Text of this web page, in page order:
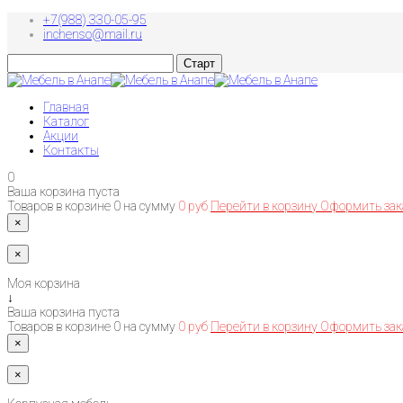
+7(988) 330-05-95
inchenso@mail.ru
Главная
Каталог
Акции
Контакты
0
Ваша корзина пуста
Товаров в корзине 0 на сумму 0 руб Перейти в корзину Оформить
×
×
Моя корзина
↓
Ваша корзина пуста
Товаров в корзине 0 на сумму 0 руб Перейти в корзину Оформить
×
×